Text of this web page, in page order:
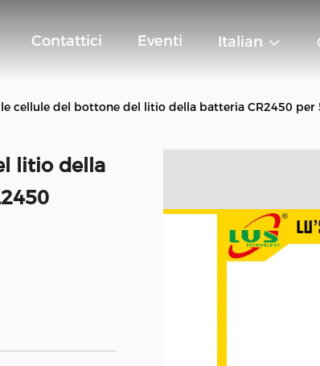
Contattici Eventi Italian
cellule del bottone del litio della batteria CR2450 per
litio della